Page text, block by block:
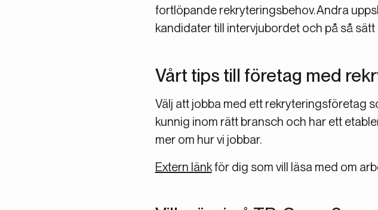
fortlöpande rekryteringsbehov. Andra
kandidater till intervjubordet och på så
Vårt tips till företag med
Välj att jobba med ett rekryteringsföretag
kunnig inom rätt bransch och har ett
mer om hur vi jobbar.
Extern länkför dig som vill läsa med om